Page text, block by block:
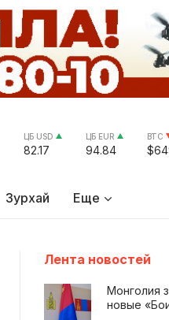
ЦБ USD
82.17
ЦБ EUR
94.84
BTC
Зурхай Еще
Лента новостей
Монголия
новые